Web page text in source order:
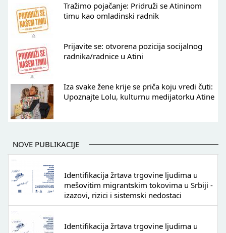
Tražimo pojačanje: Pridruži se Atininom
timu kao omladinski radnik
Prijavite se: otvorena pozicija socijalnog
radnika/radnice u Atini
Iza svake žene krije se priča koju vredi čuti:
Upoznajte Lolu, kulturnu medijatorku Atine
NOVE PUBLIKACIJE
Identifikacija žrtava trgovine ljudima u
mešovitim migrantskim tokovima u Srbiji -
izazovi, rizici i sistemski nedostaci
Identifikacija žrtava trgovine ljudima u